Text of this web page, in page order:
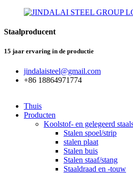
Staalproducent
15 jaar ervaring in de productie
jindalaisteel@gmail.com
+86 18864971774
Thuis
Producten
Koolstof- en gelegeerd
Stalen spoel/strip
stalen plaat
Stalen buis
Stalen staaf/stang
Staaldraad en -touw